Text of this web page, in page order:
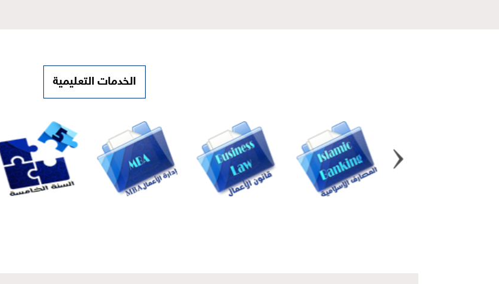
الخدمات التعليمية